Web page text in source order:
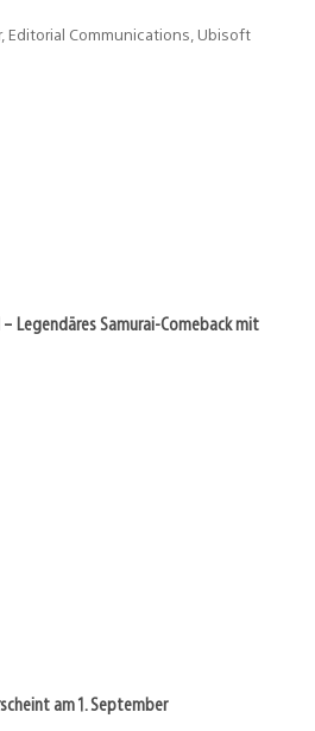
Editorial Communications, Ubisoft
Legendäres Samurai-Comeback mit
am 1. September